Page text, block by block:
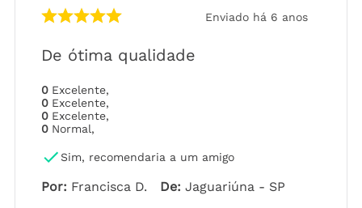
Enviado há 6 anos
De ótima qualidade
0 Excelente,
0 Excelente,
0 Excelente,
0 Normal,
Sim, recomendaria a um amigo
Por: Francisca D. De: Jaguariúna - SP